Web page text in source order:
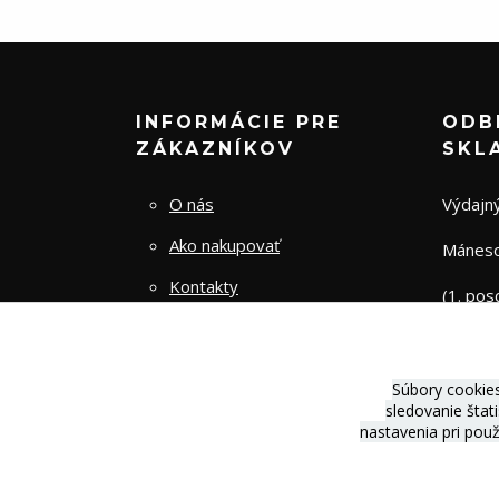
INFORMÁCIE PRE
ZÁKAZNÍKOV
O nás
Ako nakupovať
Kontakty
(1.
Súbory
sledovanie
nastavenia pri